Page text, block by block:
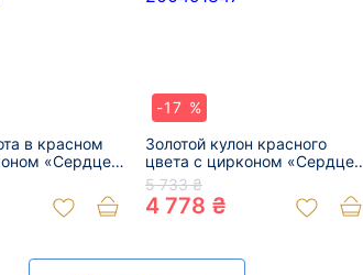
в красном
«Сердце»
-17 %
Золотой кулон красного
цвета с цирконом «Сердце»
01-200491847
5 733 ₴
4 778 ₴